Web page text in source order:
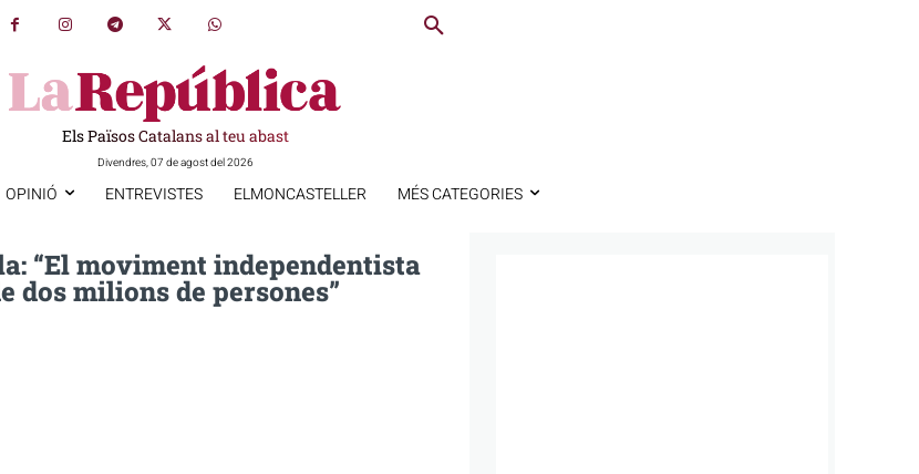
Els Països Catalans al teu abast
Divendres, 07 de agost del 2026
OPINIÓ ENTREVISTES ELMONCASTELLER MÉS CATEGORIES
“El moviment independentista
dos milions de persones”